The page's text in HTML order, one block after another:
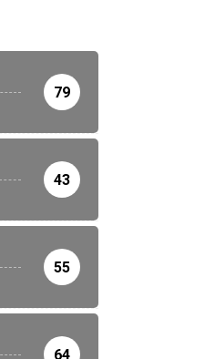
79
43
55
64